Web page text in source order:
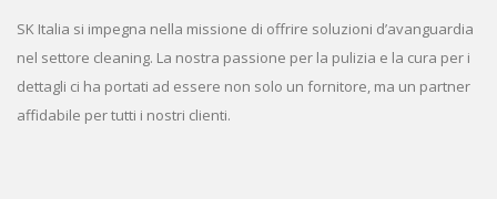
SK Italia si impegna nella missione di offrire soluzioni d’avanguardia
nel settore cleaning. La nostra passione per la pulizia e la cura per i
dettagli ci ha portati ad essere non solo un fornitore, ma un partner
affidabile per tutti i nostri clienti.